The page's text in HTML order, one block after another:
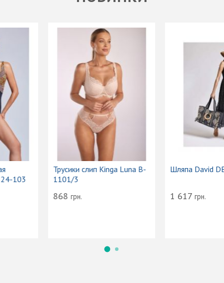
тоут женская
Italiane VI24-103
Трусики слип Kinga Luna B-